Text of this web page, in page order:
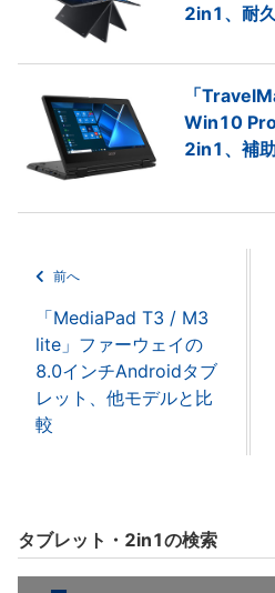
2in1、耐
「
Win10
2in1、補
前へ
「MediaPad T3 / M3
lite」ファーウェイの
8.0インチAndroidタブ
レット、他モデルと比
較
タブレット・2in1の検索